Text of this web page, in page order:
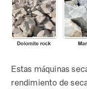
Estas máquinas
rendimiento de